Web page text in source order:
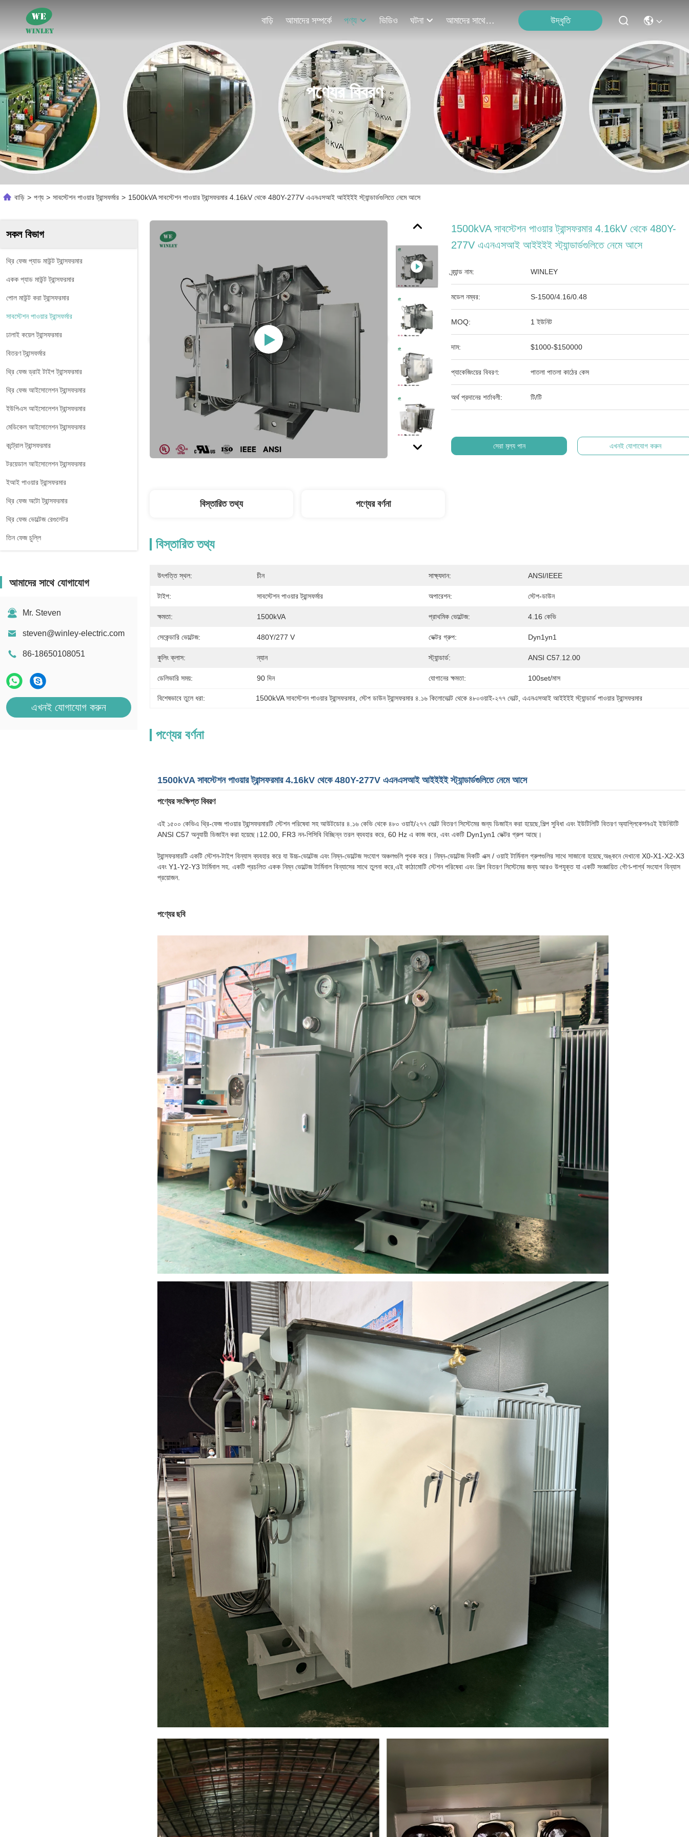
বাড়ি আমাদের সম্পর্কে পণ্য ভিডিও ঘটনা আমাদের সাথে যোগাযোগ উদ্ধৃতি
পণ্যের বিবরণ
বাড়ি > পণ্য > সাবস্টেশন পাওয়ার ট্রান্সফর্মার > 1500kVA সাবস্টেশন পাওয়ার ট্রান্সফরমার 4.16kV থেকে 480Y-277V এএনএসআই আইইইই স্ট্যান্ডার্ডগুলিতে নেমে আসে
সকল বিভাগ
থ্রি ফেজ প্যাড মাউন্ট ট্রান্সফরমার
একক প্যাড মাউন্ট ট্রান্সফরমার
পোল মাউন্ট করা ট্রান্সফরমার
সাবস্টেশন পাওয়ার ট্রান্সফর্মার
ঢালাই কয়েল ট্রান্সফরমার
বিতরণ ট্রান্সফর্মার
থ্রি ফেজ ড্রাই টাইপ ট্রান্সফরমার
থ্রি ফেজ আইসোলেশন ট্রান্সফরমার
ইউপিএস আইসোলেশন ট্রান্সফরমার
মেডিকেল আইসোলেশন ট্রান্সফরমার
কন্ট্রোল ট্রান্সফরমার
টরয়েডাল আইসোলেশন ট্রান্সফরমার
ইআই পাওয়ার ট্রান্সফরমার
থ্রি ফেজ অটো ট্রান্সফরমার
থ্রি ফেজ ভোল্টেজ রেগুলেটর
তিন ফেজ চুল্লি
আমাদের সাথে যোগাযোগ
Mr. Steven
steven@winley-electric.com
86-18650108051
এখনই যোগাযোগ করুন
1500kVA সাবস্টেশন পাওয়ার ট্রান্সফরমার 4.16kV থেকে 480Y-
277V এএনএসআই আইইইই স্ট্যান্ডার্ডগুলিতে নেমে আসে
ব্র্যান্ড নাম: WINLEY
মডেল নম্বর: S-1500/4.16/0.48
MOQ: 1 ইউনিট
দাম: $1000-$150000
প্যাকেজিংয়ের বিবরণ: পাতলা পাতলা কাঠের কেস
অর্থ প্রদানের শর্তাবলী: টি/টি
সেরা মূল্য পান এখনই যোগাযোগ করুন
বিস্তারিত তথ্য পণ্যের বর্ণনা
বিস্তারিত তথ্য
উৎপত্তি স্থল: চীন সাক্ষ্যদান: ANSI/IEEE
টাইপ: সাবস্টেশন পাওয়ার ট্রান্সফর্মার অপারেশন: স্টেপ-ডাউন
ক্ষমতা: 1500kVA প্রাথমিক ভোল্টেজ: 4.16 কেভি
সেকেন্ডারি ভোল্টেজ: 480Y/277 V ভেক্টর গ্রুপ: Dyn1yn1
কুলিং ক্লাস: ন্যান স্ট্যান্ডার্ড: ANSI C57.12.00
ডেলিভারি সময়: 90 দিন যোগানের ক্ষমতা: 100set/মাস
বিশেষভাবে তুলে ধরা: 1500kVA সাবস্টেশন পাওয়ার ট্রান্সফরমার , স্টেপ ডাউন ট্রান্সফরমার ৪.১৬ কিলোভোল্ট থেকে ৪৮০ওয়াই-২৭৭ ভোল্ট , এএনএসআই আইইইই স্ট্যান্ডার্ড পাওয়ার ট্রান্সফরমার
পণ্যের বর্ণনা
1500kVA সাবস্টেশন পাওয়ার ট্রান্সফরমার 4.16kV থেকে 480Y-277V এএনএসআই আইইইই স্ট্যান্ডার্ডগুলিতে নেমে আসে
পণ্যের সংক্ষিপ্ত বিবরণ
এই ১৫০০ কেভিএ থ্রি-ফেজ পাওয়ার ট্রান্সফরমারটি স্টেশন পরিষেবা সহ আউটডোর ৪.১৬ কেভি থেকে ৪৮০ ওয়াই/২৭৭ ভোল্ট বিতরণ সিস্টেমের জন্য ডিজাইন করা হয়েছে,শিল্প সুবিধা এবং ইউটিলিটি বিতরণ অ্যাপ্লিকেশনএই ইউনিটটি
ANSI C57 অনুযায়ী ডিজাইন করা হয়েছে।12.00, FR3 নন-পিসিবি বিচ্ছিন্ন তরল ব্যবহার করে, 60 Hz এ কাজ করে, এবং একটি Dyn1yn1 ভেক্টর গ্রুপ আছে।
ট্রান্সফরমারটি একটি স্টেশন-টাইপ বিন্যাস ব্যবহার করে যা উচ্চ-ভোল্টেজ এবং নিম্ন-ভোল্টেজ সংযোগ অঞ্চলগুলি পৃথক করে। নিম্ন-ভোল্টেজ দিকটি এক্স / ওয়াই টার্মিনাল গ্রুপগুলির সাথে সাজানো হয়েছে,অঙ্কনে দেখানো X0-X1-X2-X3
এবং Y1-Y2-Y3 টার্মিনাল সহ. একটি প্রচলিত একক নিম্ন ভোল্টেজ টার্মিনাল বিন্যাসের সাথে তুলনা করে,এই কাঠামোটি স্টেশন পরিষেবা এবং শিল্প বিতরণ সিস্টেমের জন্য আরও উপযুক্ত যা একটি সংজ্ঞায়িত গৌণ-পার্শ্ব সংযোগ বিন্যাস
প্রয়োজন.
পণ্যের ছবি